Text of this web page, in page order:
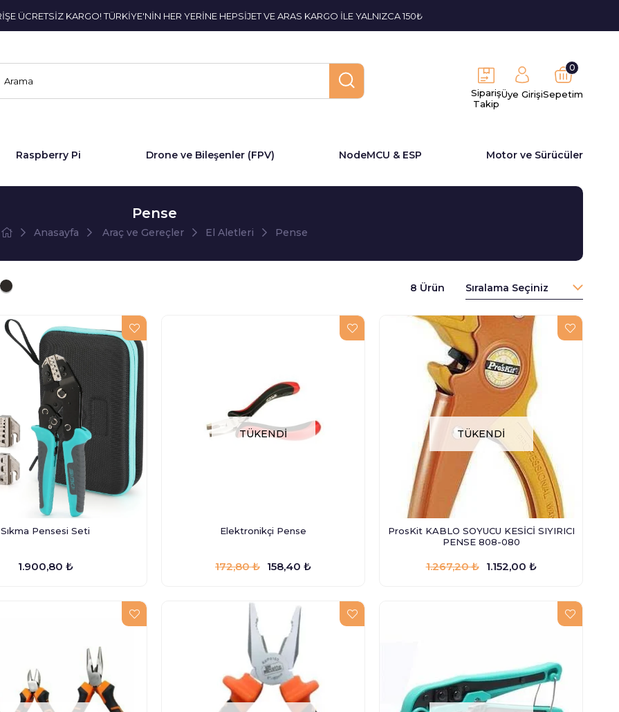
ÜCRETSİZ KARGO! TÜRKİYE'NİN HER YERİNE HEPSİJET VE ARAS KARGO İLE YALNIZCA 150₺
Sipariş
Takip
Üye GirişiSepetim
0
Raspberry Pi Drone ve Bileşenler (FPV) NodeMCU & ESP Motor ve Sürücüler
Pense
Anasayfa Araç ve Gereçler El Aletleri Pense
8 Ürün
Sıkma Pensesi Seti
1.900,80 ₺
TÜKENDI
Elektronikçi Pense
158,40 ₺
172,80 ₺
TÜKENDI
ProsKit KABLO SOYUCU KESİCİ SIYIRICI
PENSE 808-080
1.152,00 ₺
1.267,20 ₺